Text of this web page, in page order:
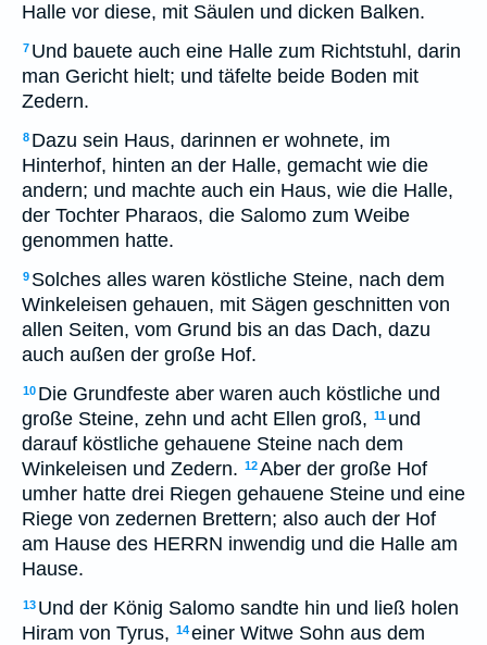
Halle vor diese, mit Säulen und dicken Balken.
7 Und bauete auch eine Halle zum Richtstuhl, darin
man Gericht hielt; und täfelte beide Boden mit
Zedern.
8 Dazu sein Haus, darinnen er wohnete, im
Hinterhof, hinten an der Halle, gemacht wie die
andern; und machte auch ein Haus, wie die Halle,
der Tochter Pharaos, die Salomo zum Weibe
genommen hatte.
9 Solches alles waren köstliche Steine, nach dem
Winkeleisen gehauen, mit Sägen geschnitten von
allen Seiten, vom Grund bis an das Dach, dazu
auch außen der große Hof.
10 Die Grundfeste aber waren auch köstliche und
große Steine, zehn und acht Ellen groß, 11 und
darauf köstliche gehauene Steine nach dem
Winkeleisen und Zedern. 12Aber der große Hof
umher hatte drei Riegen gehauene Steine und eine
Riege von zedernen Brettern; also auch der Hof
am Hause des HERRN inwendig und die Halle am
Hause.
13 Und der König Salomo sandte hin und ließ holen
Hiram von Tyrus, 14einer Witwe Sohn aus dem